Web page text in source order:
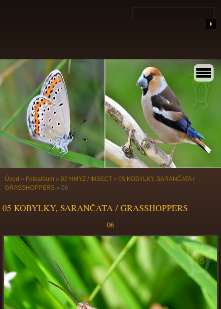
Úvod » Fotoalbum » 02 HMYZ / INSECT » 05 KOBYLKY, SARANČATA /
GRASSHOPPERS » 06
05 KOBYLKY, SARANČATA / GRASSHOPPERS
06